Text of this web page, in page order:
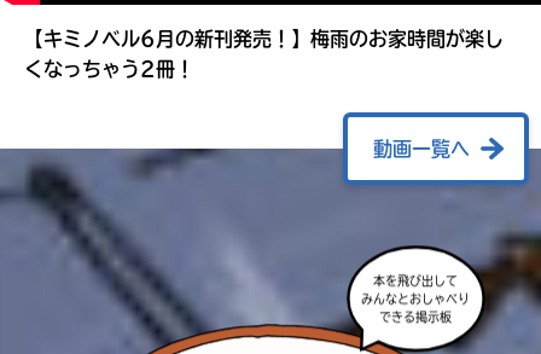
【キミノベル6月の新刊発売！】梅雨のお家時間が楽し
くなっちゃう2冊！
動画一覧へ
本を飛び出して
みんなとおしゃべり
できる掲示板